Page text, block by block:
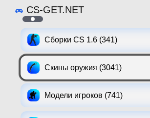
CS-GET.NET
Сборки CS 1.6 (341)
Скины оружия (3041)
Модели игроков (741)